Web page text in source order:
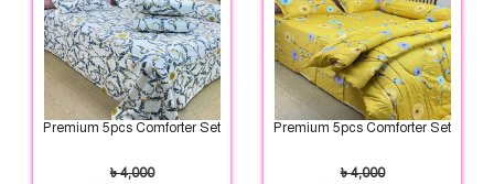
Premium 5pcs Comforter Set
৳ 4,000
Premium 5pcs Comforter Set
৳ 4,000